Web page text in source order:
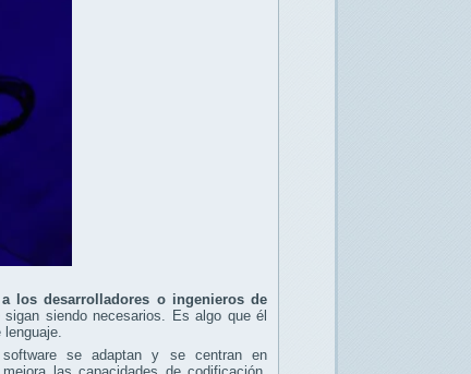
los desarrolladores o ingenieros de
siendo necesarios. Es algo que él
se adaptan y se centran en